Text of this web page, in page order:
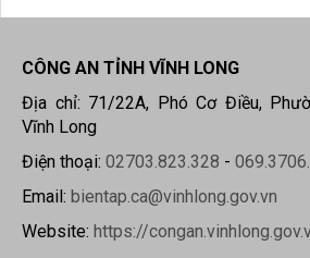
CÔNG AN TỈNH VĨNH LONG
Địa chỉ: 71/22A, Phó Cơ Điều,
Vĩnh Long
Điện thoại: 02703.823.328 -
Email: bientap.ca@vinhlong.gov.vn
Website: https://